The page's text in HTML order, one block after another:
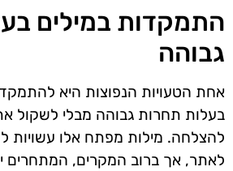
התמקדות במילים
גבוהה
אחת הטעויות הנפוצות היא
בעלות תחרות גבוהה מבלי לשקול
להצלחה. מילות מפתח אלו עשויות
לאתר, אך ברוב המקרים, המתחרים